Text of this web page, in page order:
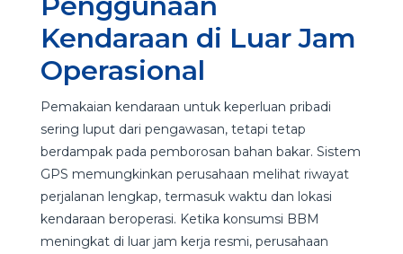
Kendaraan di Luar Jam
Operasional
Pemakaian kendaraan untuk keperluan pribadi
sering luput dari pengawasan, tetapi tetap
berdampak pada pemborosan bahan bakar. Sistem
GPS memungkinkan perusahaan melihat riwayat
perjalanan lengkap, termasuk waktu dan lokasi
kendaraan beroperasi. Ketika konsumsi BBM
meningkat di luar jam kerja resmi, perusahaan